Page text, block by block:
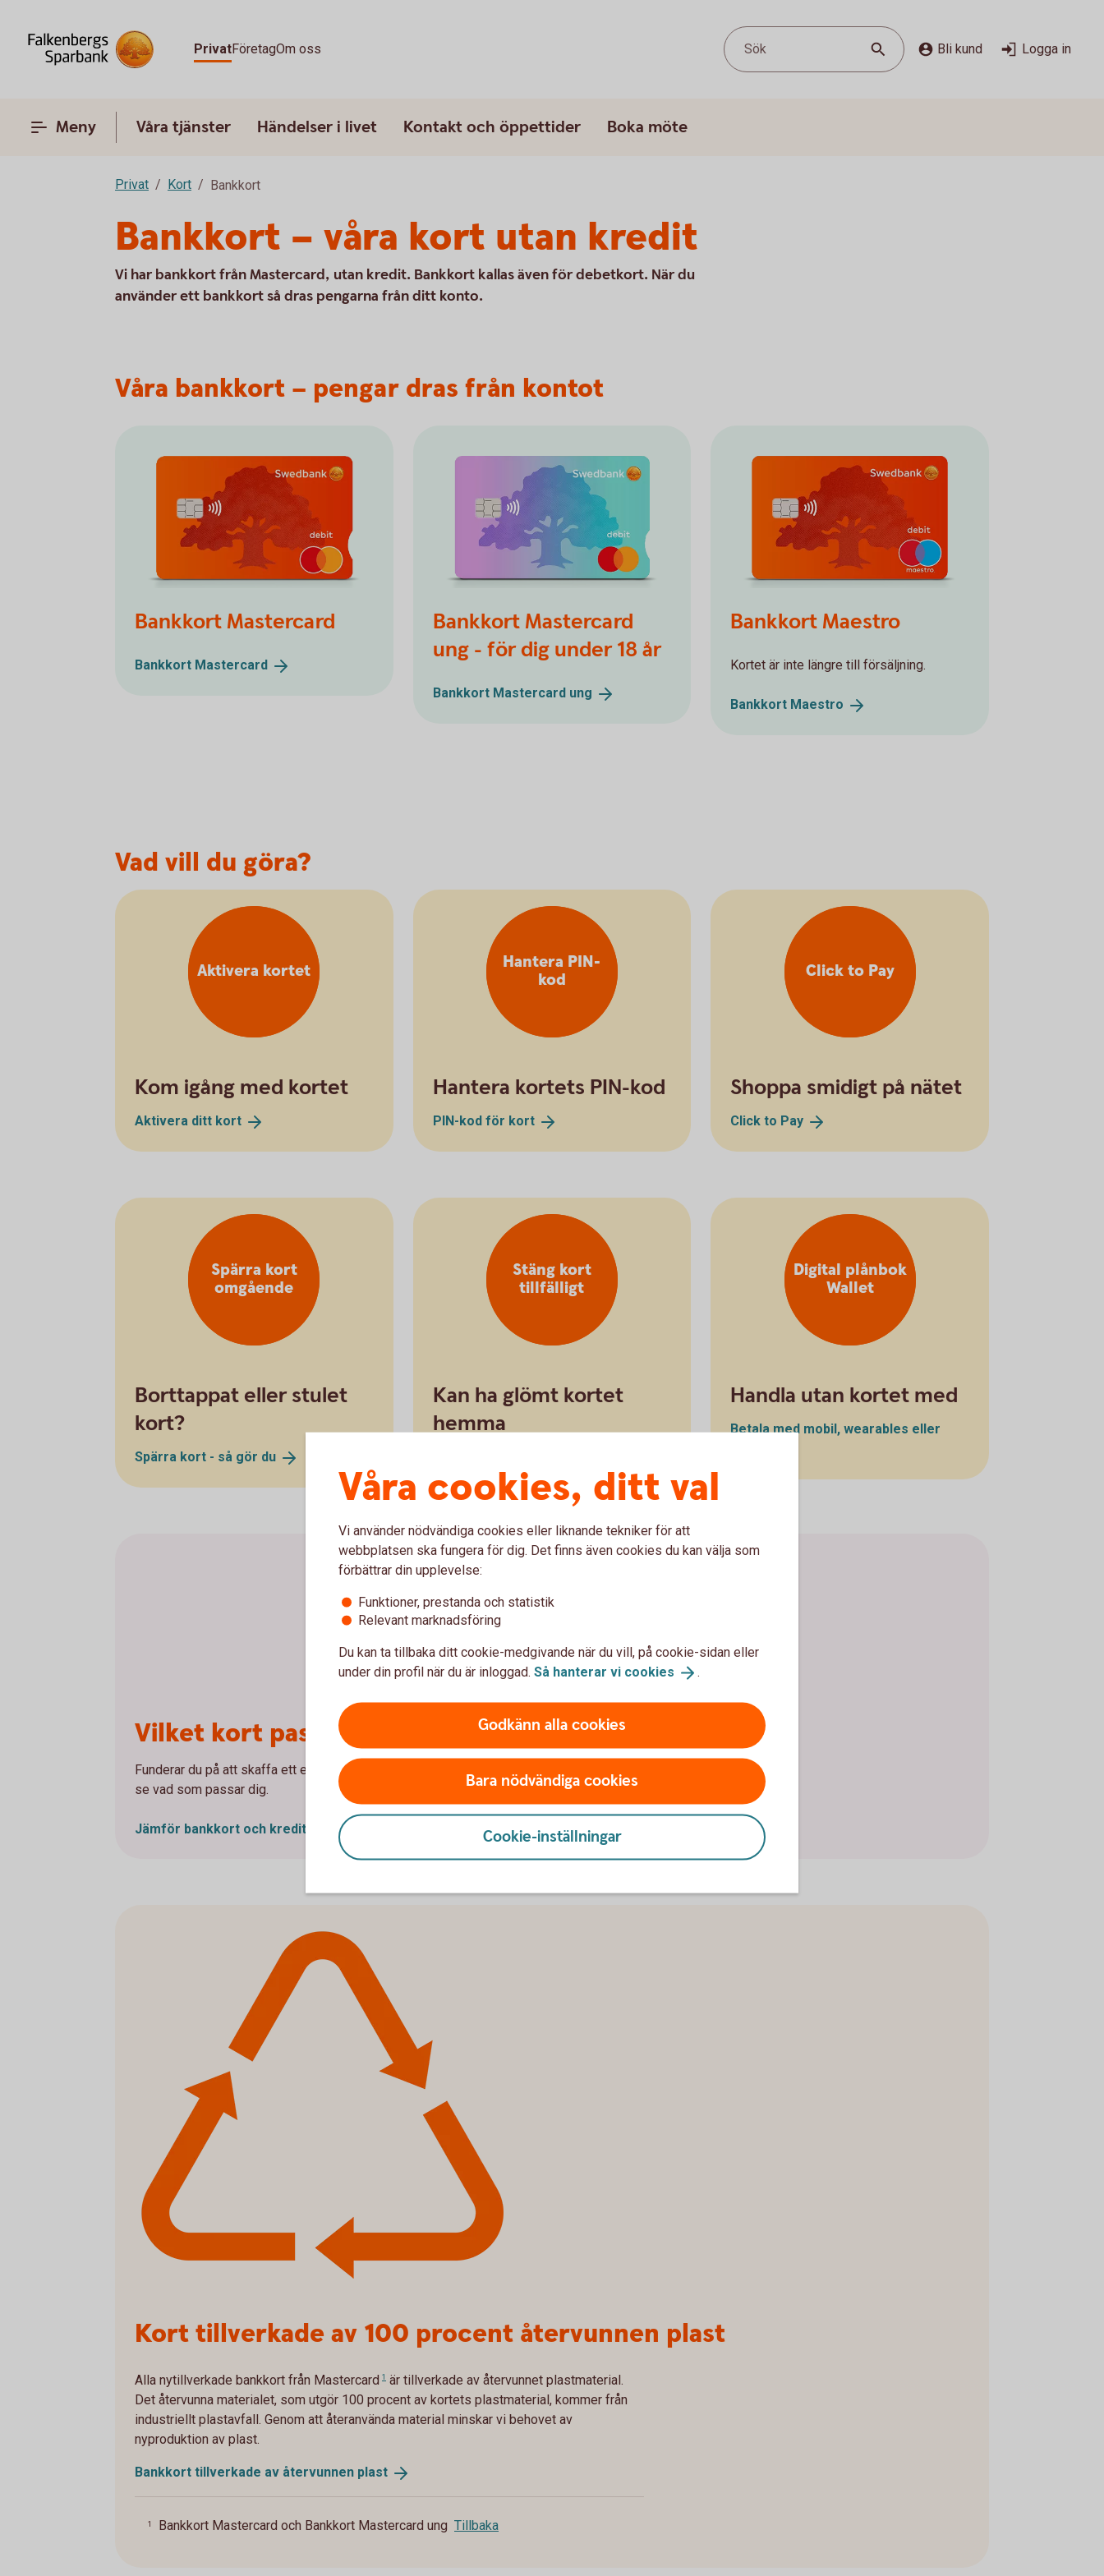
PrivatFöretagOm oss Sök Bli kund Logga in
Meny Våra tjänster Händelser i livet Kontakt och öppettider Boka möte
Privat Kort Bankkort
Bankkort – våra kort utan kredit
Vi har bankkort från Mastercard, utan kredit. Bankkort kallas även för debetkort. När du
använder ett bankkort så dras pengarna från ditt konto.
Våra bankkort – pengar dras från kontot
Bankkort Mastercard
Bankkort Mastercard
Bankkort Mastercard
ung - för dig under 18 år
Bankkort Mastercard ung
Bankkort Maestro
Kortet är inte längre till försäljning.
Bankkort Maestro
Vad vill du göra?
Aktivera kortet
Kom igång med kortet
Aktivera ditt kort
Hantera PIN-
kod
Hantera kortets PIN-kod
PIN-kod för kort
Click to Pay
Shoppa smidigt på nätet
Click to Pay
Spärra kort
omgående
Borttappat eller stulet
kort?
Spärra kort - så gör du
Stäng kort
tillfälligt
Kan ha glömt kortet
hemma
Digital plånbok
Wallet
Handla utan kortet med
Betala med mobil, wearables eller
Vilket kort passar dig?
Funderar du på att skaffa ett eller flera kort? Jämför våra bankkort och kreditkort för att
se vad som passar dig.
Jämför bankkort och kreditkort
Jämför våra
Kort tillverkade av 100 procent återvunnen plast
Alla nytillverkade bankkort från Mastercard 1
är tillverkade av återvunnet plastmaterial.
Det återvunna materialet, som utgör 100 procent av kortets plastmaterial, kommer från
industriellt plastavfall. Genom att återanvända material minskar vi behovet av
nyproduktion av plast.
Bankkort tillverkade av återvunnen plast
1 Bankkort Mastercard och Bankkort Mastercard ung Tillbaka
Våra cookies, ditt val
Vi använder nödvändiga cookies eller liknande tekniker för att
webbplatsen ska fungera för dig. Det finns även cookies du kan välja som
förbättrar din upplevelse:
Funktioner, prestanda och statistik
Relevant marknadsföring
Du kan ta tillbaka ditt cookie-medgivande när du vill, på cookie-sidan eller
under din profil när du är inloggad. Så hanterar vi cookies .
Godkänn alla cookies
Bara nödvändiga cookies
Cookie-inställningar